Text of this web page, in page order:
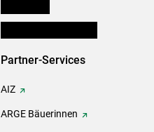
Partner-Services
AIZ
ARGE Bäuerinnen